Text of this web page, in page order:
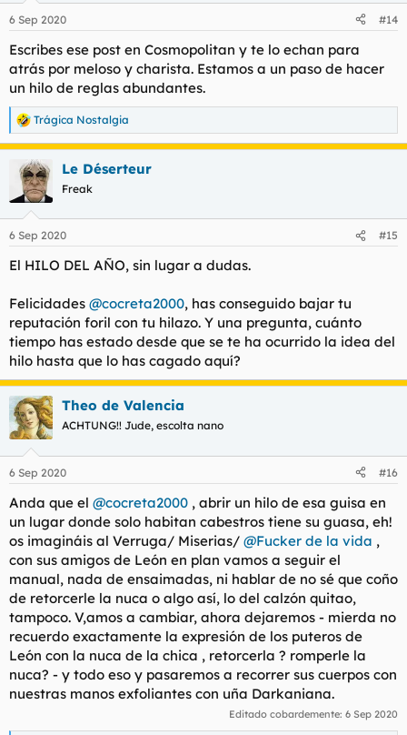
e
:
6 Sep 2020 #14
Escribes ese post en Cosmopolitan y te lo echan para
atrás por meloso y charista. Estamos a un paso de hacer
un hilo de reglas abundantes.
R
e
a
c
c
i
e
:
Trágica Nostalgia
Le Déserteur
Freak
6 Sep 2020 #15
El HILO DEL AÑO, sin lugar a dudas.
Felicidades @cocreta2000, has conseguido bajar tu
reputación foril con tu hilazo. Y una pregunta, cuánto
tiempo has estado desde que se te ha ocurrido la idea del
hilo hasta que lo has cagado aquí?
Theo de Valencia
ACHTUNG!! Jude, escolta nano
6 Sep 2020 #16
Anda que el @cocreta2000 , abrir un hilo de esa guisa en
un lugar donde solo habitan cabestros tiene su guasa, eh!
os imagináis al Verruga/ Miserias/ @Fucker de la vida ,
con sus amigos de León en plan vamos a seguir el
manual, nada de ensaimadas, ni hablar de no sé que coño
de retorcerle la nuca o algo así, lo del calzón quitao,
tampoco. V,amos a cambiar, ahora dejaremos - mierda no
recuerdo exactamente la expresión de los puteros de
León con la nuca de la chica , retorcerla ? romperle la
nuca? - y todo eso y pasaremos a recorrer sus cuerpos con
nuestras manos exfoliantes con uña Darkaniana.
Editado cobardemente: 6 Sep 2020